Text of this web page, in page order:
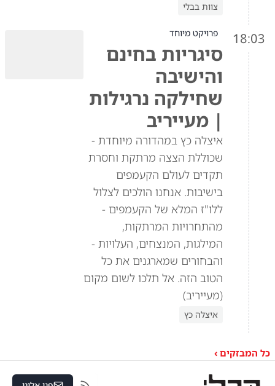
צוות בבלי
18:03 פרויקט מיוחד
סיגריות בחינם
והישיבה
שחילקה נרגילות
| מעייריב
איצלה כץ במהדורה מיוחדת -
שכוללת הצצה מרתקת וחסרת
תקדים לעולם הקעמפים
בישיבות. אנחנו הולכים לצלול
ללו"ז המלא של הקעמפים -
מהתחרויות המרתקות,
המילגות, המנצחים, העלויות -
והבחורים שמארגנים את כל
הטוב הזה. אל תלכו לשום מקום
(מעייריב)
איצלה כץ
כל המבזקים ›